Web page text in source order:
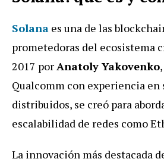
Solana es una de las
prometedoras del ecosistema
2017 porAnatoly Yakovenko
Qualcomm con experiencia en
distribuidos, se creó para
escalabilidad de redes como
La innovación más destacada